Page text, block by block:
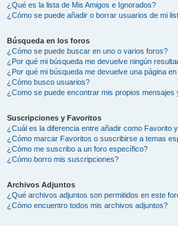
¿Qué es la lista de Mis Amigos e Ignorados?
¿Cómo se puede añadir o borrar usuarios de mi
Búsqueda en los foros
¿Cómo se puede buscar en uno o varios foros?
¿Por qué mi búsqueda me devuelve ningún
¿Por qué mi búsqueda me devuelve una página
¿Cómo busco usuarios?
¿Como se puede encontrar mis propios mensajes
Suscripciones y Favoritos
¿Cuál es la diferencia entre añadir como Favorito
¿Cómo marcar Favoritos o suscribirse a temas
¿Cómo me suscribo a un foro específico?
¿Cómo borro mis suscripciones?
Archivos Adjuntos
¿Qué archivos adjuntos son permitidos en este
¿Cómo encuentro todos mis archivos adjuntos?